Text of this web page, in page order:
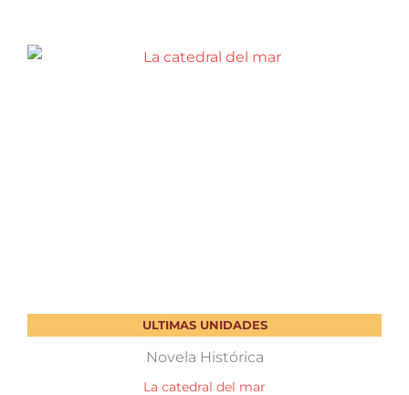
ULTIMAS UNIDADES
Novela Histórica
La catedral del mar